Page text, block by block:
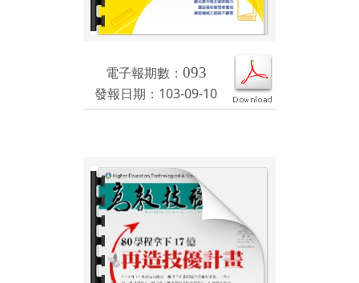
電子報期數： 093
發報日期：103-09-10